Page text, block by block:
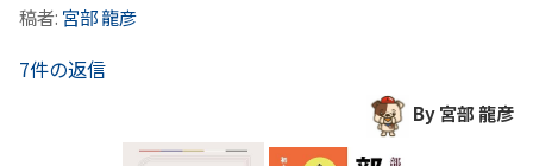
稿者: 宮部 龍彦
7件の返信
By 宮部 龍彦